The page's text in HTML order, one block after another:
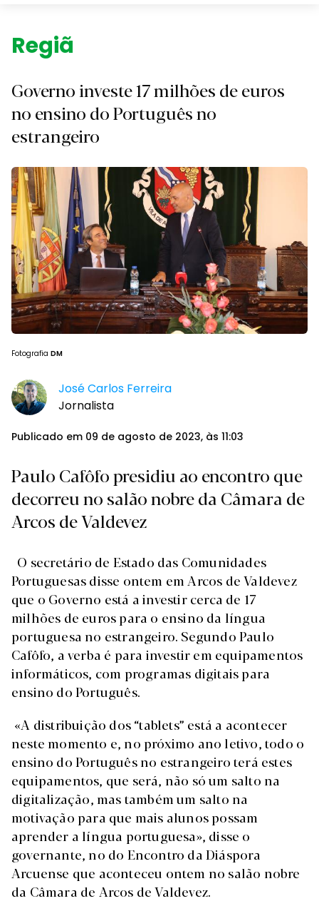
Região.
Governo investe 17 milhões de euros
no ensino do Português no
estrangeiro
Fotografia DM
José Carlos Ferreira
Jornalista
Publicado em 09 de agosto de 2023, às 11:03
Paulo Cafôfo presidiu ao encontro que
decorreu no salão nobre da Câmara de
Arcos de Valdevez
O secretário de Estado das Comunidades
Portuguesas disse ontem em Arcos de Valdevez
que o Governo está a investir cerca de 17
milhões de euros para o ensino da língua
portuguesa no estrangeiro. Segundo Paulo
Cafôfo, a verba é para investir em equipamentos
informáticos, com programas digitais para
ensino do Português.
«A distribuição dos “tablets” está a acontecer
neste momento e, no próximo ano letivo, todo o
ensino do Português no estrangeiro terá estes
equipamentos, que será, não só um salto na
digitalização, mas também um salto na
motivação para que mais alunos possam
aprender a língua portuguesa», disse o
governante, no do Encontro da Diáspora
Arcuense que aconteceu ontem no salão nobre
da Câmara de Arcos de Valdevez.